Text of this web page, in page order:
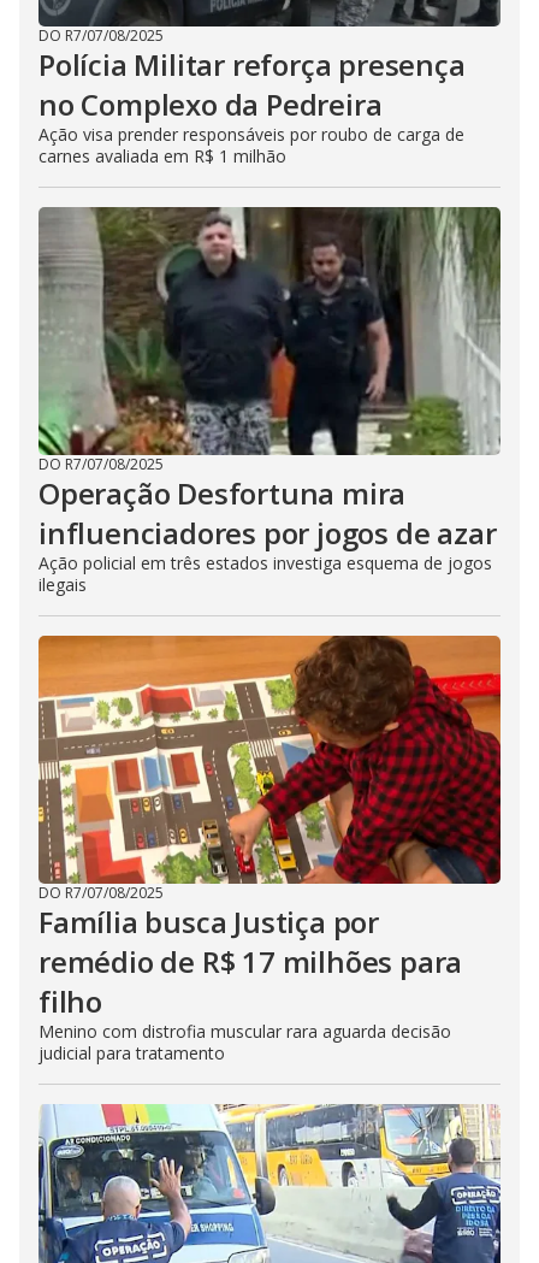
DO R7/07/08/2025
Polícia Militar reforça presença
no Complexo da Pedreira
Ação visa prender responsáveis por roubo de carga de
carnes avaliada em R$ 1 milhão
DO R7/07/08/2025
Operação Desfortuna mira
influenciadores por jogos de azar
Ação policial em três estados investiga esquema de jogos
ilegais
DO R7/07/08/2025
Família busca Justiça por
remédio de R$ 17 milhões para
filho
Menino com distrofia muscular rara aguarda decisão
judicial para tratamento